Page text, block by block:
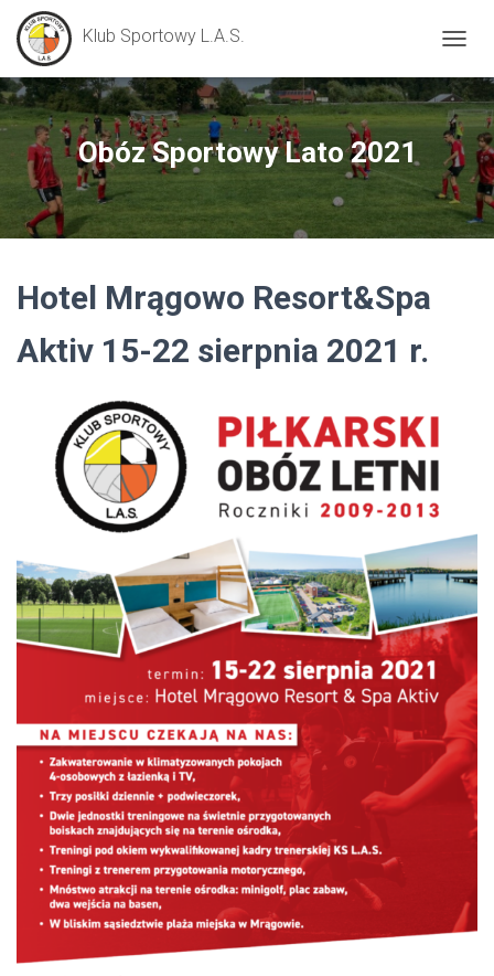
Klub Sportowy L.A.S.
R
Z
E
Ł
Ą
C
Z
N
Obóz Sportowy Lato 2021
Hotel Mrągowo Resort&Spa
Aktiv 15-22 sierpnia 2021 r.